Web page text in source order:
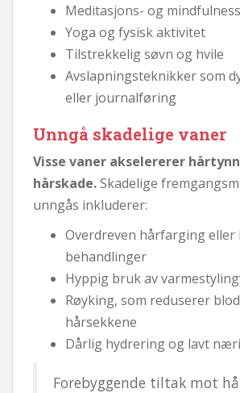
Meditasjons- og
Yoga og fysisk aktivitet
Tilstrekkelig søvn og hvile
Avslapningsteknikker som
eller journalføring
Unngå skadelige vaner
Visse vaner akselererer
hårskade.Skadelige
unngås inkluderer:
Overdreven hårfarging eller
behandlinger
Hyppig bruk av
Røyking, som reduserer
hårsekkene
Dårlig hydrering og lavt
Forebyggende tiltak mot